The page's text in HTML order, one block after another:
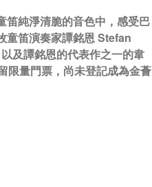
笛純淨清脆的音色中，感受巴
童笛演奏家譚銘恩 Stefan
及譚銘恩的代表作之一的韋
限量門票，尚未登記成為金薈